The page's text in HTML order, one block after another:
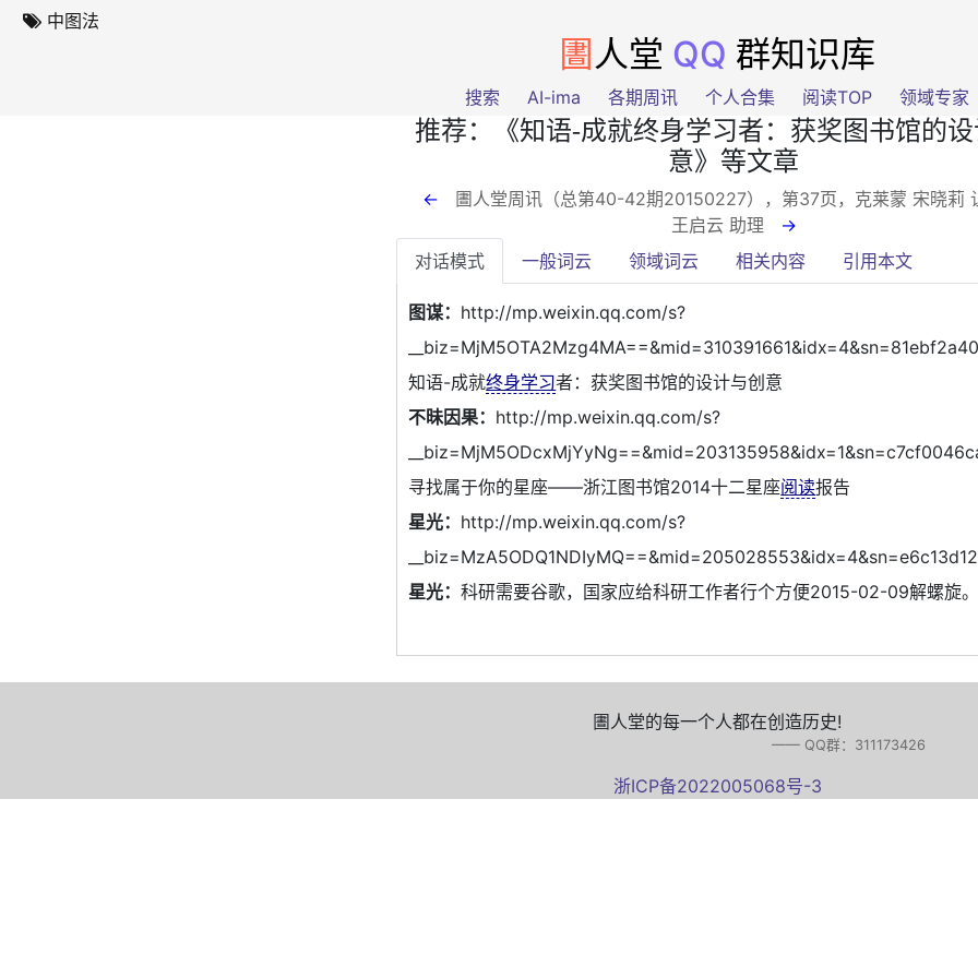
中图法
圕 人堂 QQ 群知识库
搜索 AI-ima 各期周讯 个人合集 阅读TOP 领域专家
推荐：《知语-成就终身学习者：获奖图书馆的设
意》等文章
← 圕人堂周讯（总第40-42期20150227），第37页 ，克莱蒙 宋晓莉
王启云 助理
→
对话模式
一般词云 领域词云 相关内容 引用本文
图谋： http://mp.weixin.qq.com/s?
知语-成就终身学习者：获奖图书馆的设计与创意
不昧因果： http://mp.weixin.qq.com/s?
寻找属于你的星座——浙江图书馆2014十二星座阅读报告
星光： http://mp.weixin.qq.com/s?
星光：科研需要谷歌，国家应给科研工作者行个方便2015-02-09解螺旋。
圕人堂的每一个人都在创造历史!
—— QQ群：311173426
浙ICP备2022005068号-3